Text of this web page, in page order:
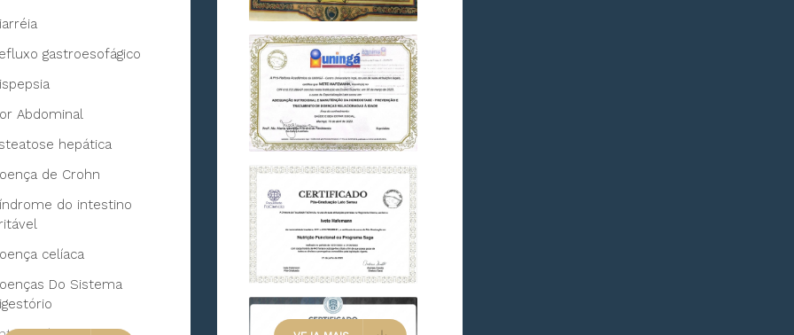
gastroesofágico
Abdominal
hepática
de Crohn
do intestino
celíaca
Do Sistema